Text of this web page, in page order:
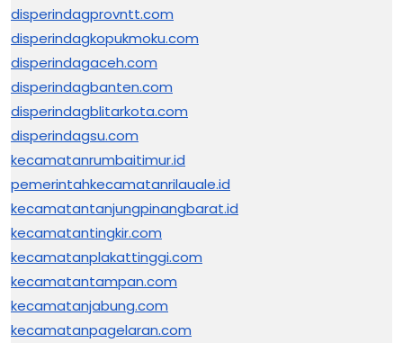
disperindagprovntt.com
disperindagkopukmoku.com
disperindagaceh.com
disperindagbanten.com
disperindagblitarkota.com
disperindagsu.com
kecamatanrumbaitimur.id
pemerintahkecamatanrilauale.id
kecamatantanjungpinangbarat.id
kecamatantingkir.com
kecamatanplakattinggi.com
kecamatantampan.com
kecamatanjabung.com
kecamatanpagelaran.com